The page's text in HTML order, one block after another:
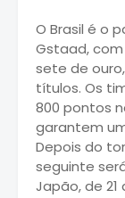
O Brasil é o
Gstaad,
sete de
títulos. Os
800 pontos
garantem
Depois do
seguinte
Japão, de 21